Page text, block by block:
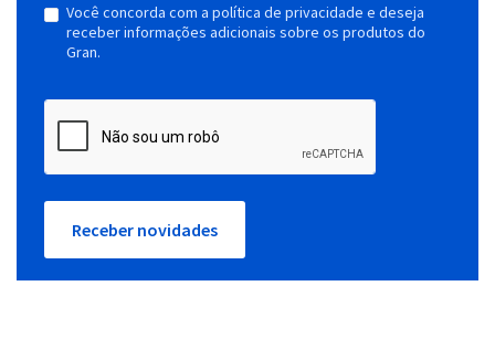
Você concorda com a política de privacidade e deseja
receber informações adicionais sobre os produtos do
Gran.
Receber novidades